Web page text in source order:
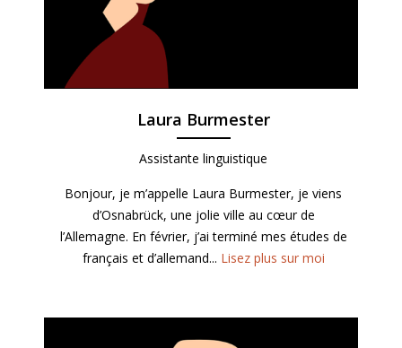
Laura Burmester
Assistante linguistique
Bonjour, je m’appelle Laura Burmester, je viens
d’Osnabrück, une jolie ville au cœur de
l’Allemagne. En février, j’ai terminé mes études de
français et d’allemand... Lisez plus sur moi